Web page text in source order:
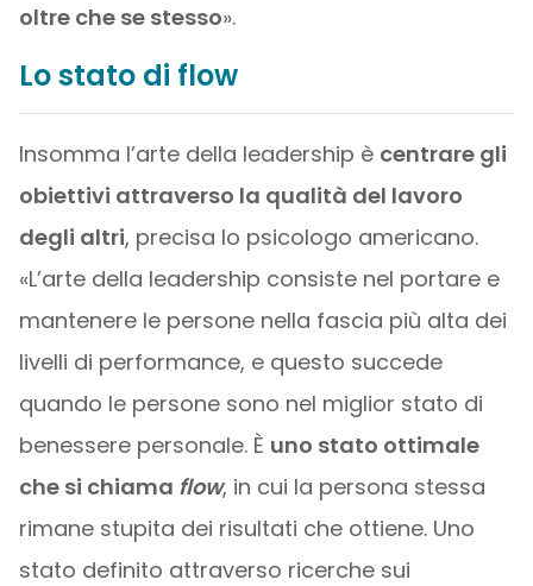
oltre che se stesso».
Lo stato di flow
Insomma l’arte della leadership è centrare gli
obiettivi attraverso la qualità del lavoro
degli altri, precisa lo psicologo americano.
«L’arte della leadership consiste nel portare e
mantenere le persone nella fascia più alta dei
livelli di performance, e questo succede
quando le persone sono nel miglior stato di
benessere personale. È uno stato ottimale
che si chiama flow, in cui la persona stessa
rimane stupita dei risultati che ottiene. Uno
stato definito attraverso ricerche sui